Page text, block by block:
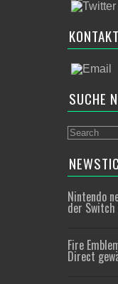
SUCHE
Nintendo
der
Fire
Direct